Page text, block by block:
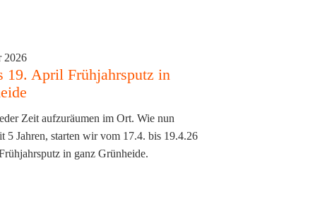
2026
19. April Frühjahrsputz in
Zeit aufzuräumen im Ort. Wie nun
5 Jahren, starten wir vom 17.4. bis 19.4.26
in ganz Grünheide.